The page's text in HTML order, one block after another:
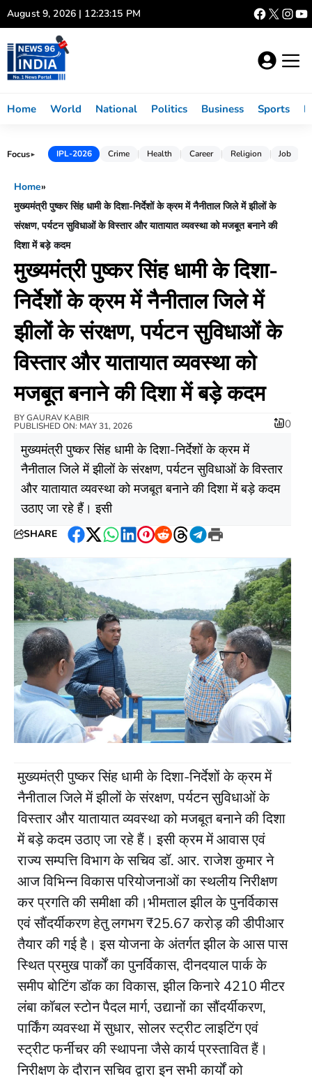
Skip
to
content
August 9, 2026 | 12:23:16 PM
Home World National Politics Business Sports
Focus► IPL-2026 Crime Health Career Religion Job
Home»
मुख्यमंत्री पुष्कर सिंह धामी के दिशा-निर्देशों के क्रम में नैनीताल जिले में झीलों के
संरक्षण, पर्यटन सुविधाओं के विस्तार और यातायात व्यवस्था को मजबूत बनाने की
दिशा में बड़े कदम
मुख्यमंत्री पुष्कर सिंह धामी के दिशा-
निर्देशों के क्रम में नैनीताल जिले में
झीलों के संरक्षण, पर्यटन सुविधाओं के
विस्तार और यातायात व्यवस्था को
मजबूत बनाने की दिशा में बड़े कदम
BYGAURAV KABIR
PUBLISHED ON: MAY 31, 2026 0
मुख्यमंत्री पुष्कर सिंह धामी के दिशा-निर्देशों के क्रम में
नैनीताल जिले में झीलों के संरक्षण, पर्यटन सुविधाओं के विस्तार
और यातायात व्यवस्था को मजबूत बनाने की दिशा में बड़े कदम
उठाए जा रहे हैं। इसी
SHARE
Facebook
Twitter
WhatsApp
LinkedIn
Pinterest
RedditThreads
Telegram
Print
मुख्यमंत्री पुष्कर सिंह धामी के दिशा-निर्देशों के क्रम में
नैनीताल जिले में झीलों के संरक्षण, पर्यटन सुविधाओं के
विस्तार और यातायात व्यवस्था को मजबूत बनाने की दिशा
में बड़े कदम उठाए जा रहे हैं। इसी क्रम में आवास एवं
राज्य सम्पत्ति विभाग के सचिव डॉ. आर. राजेश कुमार ने
आज विभिन्न विकास परियोजनाओं का स्थलीय निरीक्षण
कर प्रगति की समीक्षा की।भीमताल झील के पुनर्विकास
एवं सौंदर्यीकरण हेतु लगभग ₹25.67 करोड़ की डीपीआर
तैयार की गई है। इस योजना के अंतर्गत झील के आस पास
स्थित प्रमुख पार्कों का पुनर्विकास, दीनदयाल पार्क के
समीप बोटिंग डॉक का विकास, झील किनारे 4210 मीटर
लंबा कॉबल स्टोन पैदल मार्ग, उद्यानों का सौंदर्यीकरण,
पार्किंग व्यवस्था में सुधार, सोलर स्ट्रीट लाइटिंग एवं
स्ट्रीट फर्नीचर की स्थापना जैसे कार्य प्रस्तावित हैं।
निरीक्षण के दौरान सचिव द्वारा इन सभी कार्यों को